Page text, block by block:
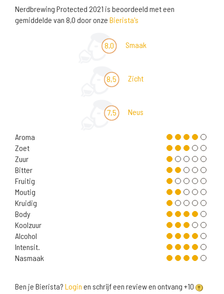
Nerdbrewing Protected 2021 is beoordeeld met een
gemiddelde van 8,0 door onze Bierista's
8,0 Smaak
8,5 Zicht
7,5 Neus
Aroma
Zoet
Zuur
Bitter
Fruitig
Moutig
Kruidig
Body
Koolzuur
Alcohol
Intensit.
Nasmaak
Ben je Bierista? Login en schrijf een review en ontvang +10